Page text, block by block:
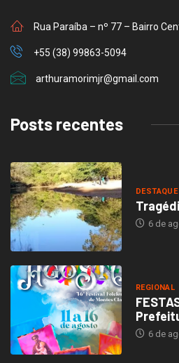
Rua Paraíba – nº 77 – Bairro
+55 (38) 99863-5094
arthuramorimjr@gmail.com
Posts recentes
DESTAQUE
6 de
REGIONAL
6 de